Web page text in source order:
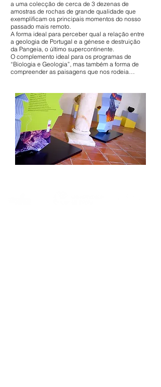
a uma colecção de cerca de 3 dezenas de
amostras de rochas de grande qualidade que
exemplificam os principais momentos do nosso
passado mais remoto.
A forma ideal para perceber qual a relação entre
a geologia de Portugal e a génese e destruição
da Pangeia, o último supercontinente.
O complemento ideal para os programas de
“Biologia e Geologia”, mas também a forma de
compreender as paisagens que nos rodeia…